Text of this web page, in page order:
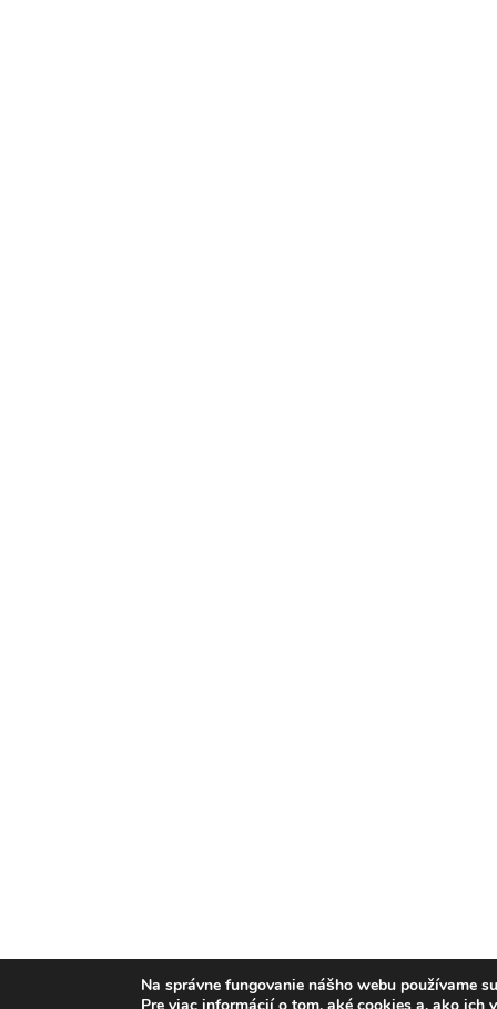
Na správne fungovanie nášho webu používame